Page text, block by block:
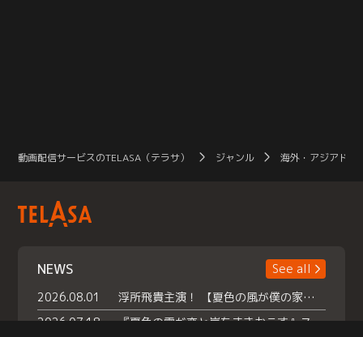
動画配信サービスのTELASA（テラサ） ジャンル 海外・アジアドラ
NEWS
See all
2026.08.01
浮所飛貴主演！ 【夏色の風が僕の家にやってきた】 本日よりテラサで独占配信スタート！
2026.07.18
『夏色の雲が恋と嵐をまきおこす』スペシャルメイキング 【Part1】2026年７月18日（土）23時30分～配信スタート！話題のシーンの裏側を大公開！豪華キャスト大集合！ 『武宮家 真夏の家族会議』開催！